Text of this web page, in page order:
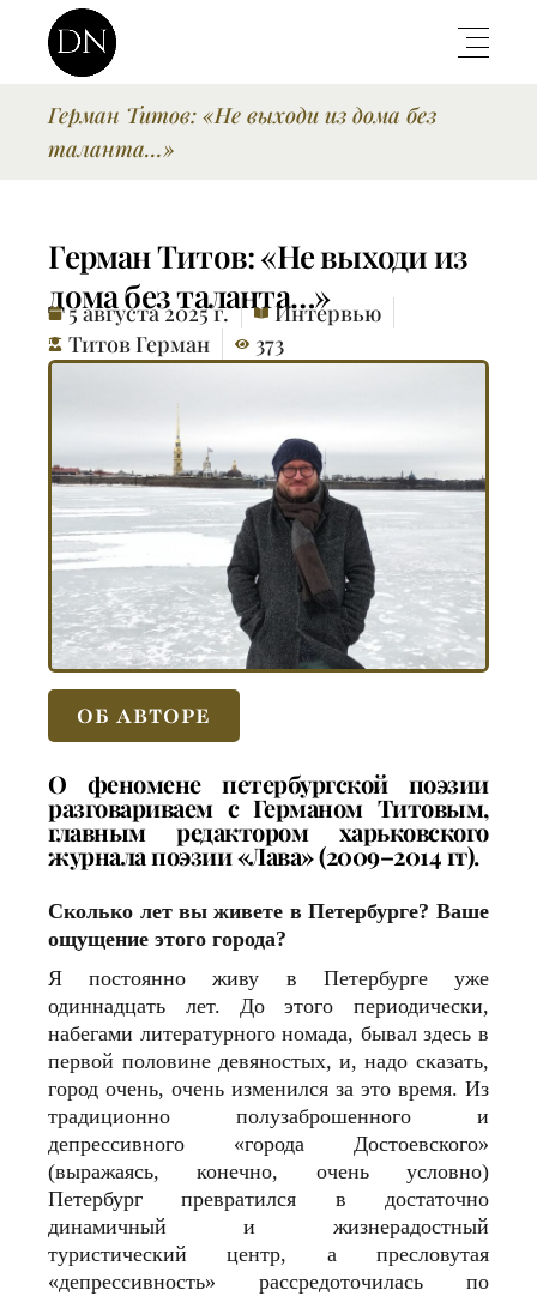
Герман Титов: «Не выходи из дома без
таланта…»
Герман Титов: «Не выходи из
дома без таланта…»
5 августа 2025 г.
Интервью
Титов Герман
373
ОБ АВТОРЕ
О феномене петербургской поэзии
разговариваем с Германом Титовым,
главным редактором харьковского
журнала поэзии «Лава»(2009–2014 гг).
Сколько лет вы живете в Петербурге? Ваше
ощущение этого города?
Я постоянно живу в Петербурге уже
одиннадцать лет. До этого периодически,
набегами литературного номада, бывал здесь в
первой половине девяностых, и, надо сказать,
город очень, очень изменился за это время. Из
традиционно полузаброшенного и
депрессивного «города Достоевского»
(выражаясь, конечно, очень условно)
Петербург превратился в достаточно
динамичный и жизнерадостный
туристический центр, а пресловутая
«депрессивность» рассредоточилась по